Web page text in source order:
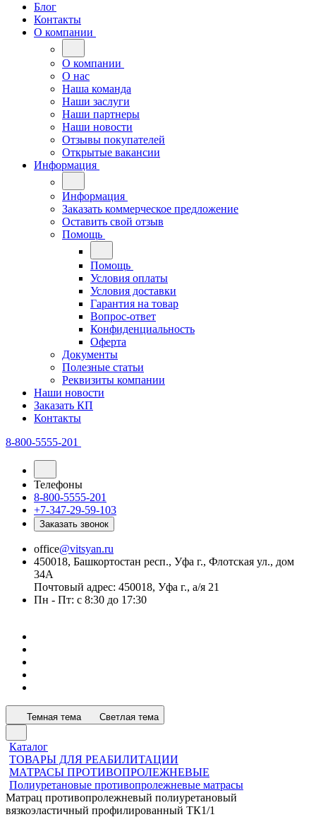
Блог
Контакты
О компании
О компании
О нас
Наша команда
Наши заслуги
Наши партнеры
Наши новости
Отзывы покупателей
Открытые вакансии
Информация
Информация
Заказать коммерческое предложение
Оставить свой отзыв
Помощь
Помощь
Условия оплаты
Условия доставки
Гарантия на товар
Вопрос-ответ
Конфиденциальность
Оферта
Документы
Полезные статьи
Реквизиты компании
Наши новости
Заказать КП
Контакты
8-800-5555-201
Телефоны
8-800-5555-201
+7-347-29-59-103
Заказать звонок
office@vitsyan.ru
450018, Башкортостан респ., Уфа г., Флотская ул., дом
34А
Почтовый адрес: 450018, Уфа г., а/я 21
Пн - Пт: с 8:30 до 17:30
Темная тема Светлая тема
Каталог
ТОВАРЫ ДЛЯ РЕАБИЛИТАЦИИ
МАТРАСЫ ПРОТИВОПРОЛЕЖНЕВЫЕ
Полиуретановые противопролежневые матрасы
Матрац противопролежневый полиуретановый
вязкоэластичный профилированный ТК1/1